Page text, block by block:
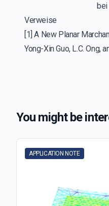
bei
Verweise
[1] A New Planar
Yong-Xin Guo, L.C. Ong,
You might be
APPLICATION NOTE